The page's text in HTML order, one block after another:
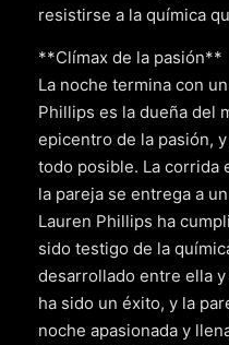
resistirse a la química
**Clímax de la pasión**
La noche termina con
Phillips es la dueña del
epicentro de la pasión,
todo posible. La corrida
la pareja se entrega a
Lauren Phillips ha
sido testigo de la
desarrollado entre ella
ha sido un éxito, y la
noche apasionada y